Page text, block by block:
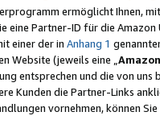
ermöglicht Ihnen,
eine Partner-ID für die Amazon
einer der in Anhang 1
Website (jeweils eine „
entsprechen und die von
Kunden die Partner-Links
vornehmen, können